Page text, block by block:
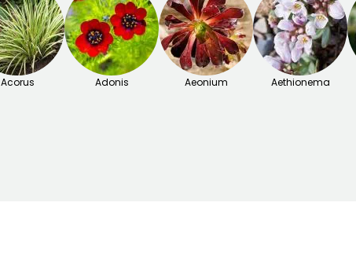
Acorus Adonis Aeonium Aethionema